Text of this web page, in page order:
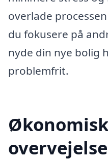
overlade
du fokusere på
nyde din nye bolig
problemfrit.